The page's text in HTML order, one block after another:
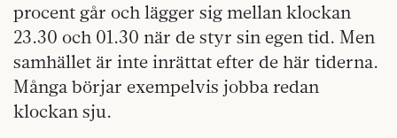
procent går och lägger sig mellan klockan
23.30 och 01.30 när de styr sin egen tid. Men
samhället är inte inrättat efter de här tiderna.
Många börjar exempelvis jobba redan
klockan sju.